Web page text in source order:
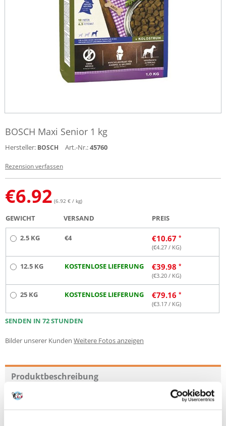
BOSCH Maxi Senior 1 kg
Hersteller: BOSCH Art.-Nr.:45760
Rezension verfassen
€6.92 (6.92 € / kg)
GEWICHT VERSAND PREIS
2.5 KG €4 €10.67
(€4.27 / KG)
12.5 KG KOSTENLOSE LIEFERUNG €39.98
(€3.20 / KG)
25 KG KOSTENLOSE LIEFERUNG €79.16
(€3.17 / KG)
SENDEN IN 72 STUNDEN
Bilder unserer Kunden Weitere Fotos anzeigen
Produktbeschreibung
MAXI SENIOR mit frischem GEFLÜGEL & REIS ist stark energie-, eiweiß-